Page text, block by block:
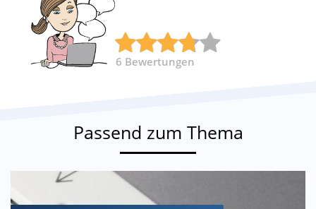
6 Bewertungen
Passend zum Thema